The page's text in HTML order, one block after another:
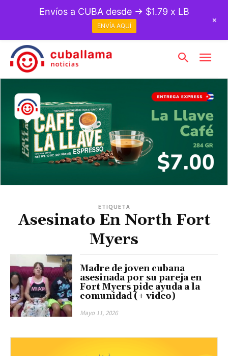
ETIQUETA
Asesinato En North Fort
Myers
Madre de joven cubana
asesinada por su pareja en
Fort Myers pide ayuda a la
comunidad (+ video)
Mayo 11, 2026
Envíos a CUBA desde → $1.79 x LB
ENVÍA AQUÍ
+